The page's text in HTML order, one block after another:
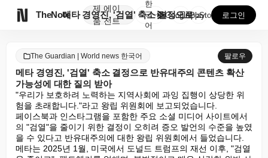
TheNote
제
품
에이
전트
메타 경영진, '검열' 축소 결정으로 반유대주의 콘텐츠...
한
국
어
GooglePlay
AppStore 로그인
The Guardian | World news 한국어 팔로우
메타 경영진, '검열' 축소 결정으로 반유대주의 콘텐츠 확산
가능성에 대한 질의 받아
"우리가 보호하려 노력하는 지역사회에 과잉 집행이 상당한 위
험을 초래합니다."라고 왕립 위원회에 보고되었습니다.
페이스북과 인스타그램을 포함한 주요 소셜 미디어 사이트에서
의 "검열"을 줄이기 위한 결정이 오히려 증오 발언의 수준을 높였
을 수 있다고 반유대주의에 대한 왕립 위원회에서 들었습니다.
메타는 2025년 1월, 미국에서 도널드 트럼프의 재선 이후, "검열